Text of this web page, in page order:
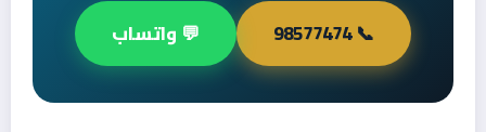
📞 98577474 💬 واتساب